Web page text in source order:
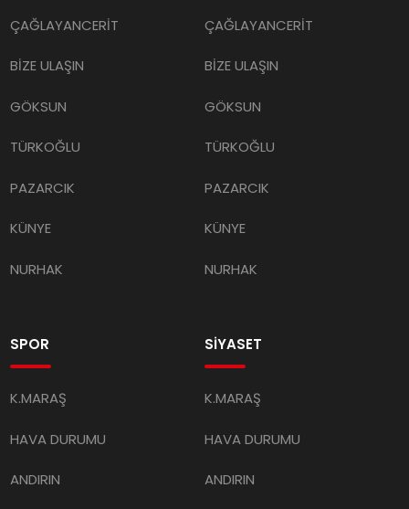
ÇAĞLAYANCERİT
BİZE ULAŞIN
GÖKSUN
TÜRKOĞLU
PAZARCIK
KÜNYE
NURHAK
ÇAĞLAYANCERİT
BİZE ULAŞIN
GÖKSUN
TÜRKOĞLU
PAZARCIK
KÜNYE
NURHAK
SPOR
K.MARAŞ
HAVA DURUMU
ANDIRIN
SİYASET
K.MARAŞ
HAVA DURUMU
ANDIRIN